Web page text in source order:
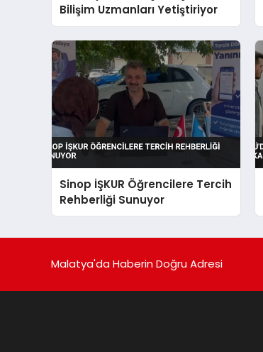
Bilişim Uzmanları Yetiştiriyor
Sinop İŞKUR Öğrencilere Tercih
Rehberliği Sunuyor
Malatya'da Haberin Doğru Adresi